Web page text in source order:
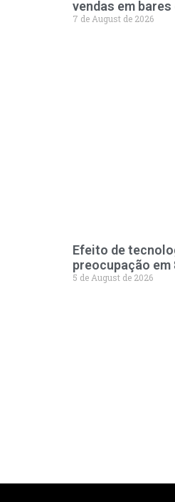
vendas em
7 de August de 2026
Efeito de
preocupação em
5 de August de 2026